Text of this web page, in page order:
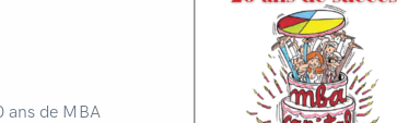
ans de MBA